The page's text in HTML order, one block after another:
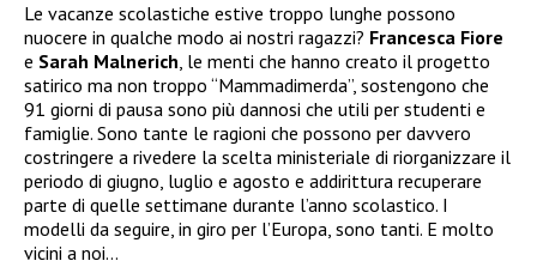
Le vacanze scolastiche estive troppo lunghe possono
nuocere in qualche modo ai nostri ragazzi? Francesca Fiore
e Sarah Malnerich, le menti che hanno creato il progetto
satirico ma non troppo “Mammadimerda”, sostengono che
91 giorni di pausa sono più dannosi che utili per studenti e
famiglie. Sono tante le ragioni che possono per davvero
costringere a rivedere la scelta ministeriale di riorganizzare il
periodo di giugno, luglio e agosto e addirittura recuperare
parte di quelle settimane durante l’anno scolastico. I
modelli da seguire, in giro per l’Europa, sono tanti. E molto
vicini a noi…